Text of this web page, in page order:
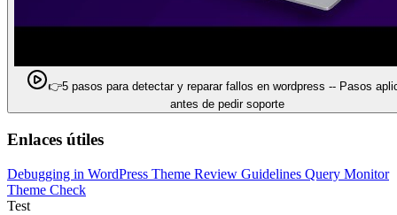
👉5 pasos para detectar y reparar fallos en wordpress -- Pasos
antes de pedir soporte
Enlaces útiles
Debugging in WordPress Theme Review Guidelines Query Monitor
Theme Check
Test